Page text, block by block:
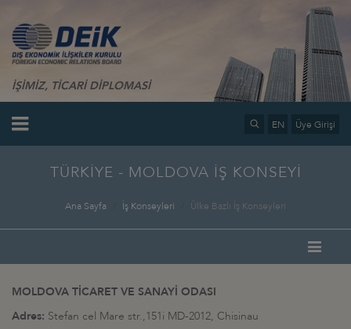
İŞİMİZ, TİCARİ DİPLOMASİ
EN Üye Girişi
TÜRKİYE - MOLDOVA İŞ KONSEYİ
Ana Sayfa İş Konseyleri Ülke Bazlı İş Konseyleri
MOLDOVA TİCARET VE SANAYİ ODASI
Adres: Stefan cel Mare str.,151i MD-2012, Chisinau